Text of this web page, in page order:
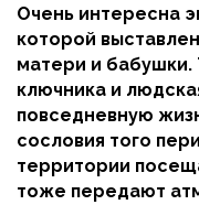
Очень интересна
которой
матери и бабушки.
ключника и
повседневную
сословия того
территории
тоже передают